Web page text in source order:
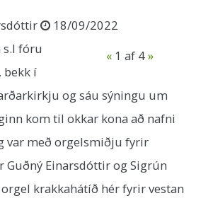
18/09/2022
« 1 af 4»
fóru
bekk í
og sáu sýningu um
kom til okkar kona að nafni
var með orgelsmiðju fyrir
Guðný Einarsdóttir og Sigrún
krakkahátíð hér fyrir vestan